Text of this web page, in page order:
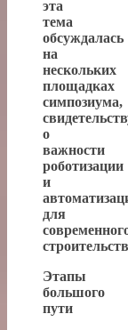
эта
тема
обсуждалась
на
нескольких
площадках
симпозиума,
о
важности
роботизации
и
для
Этапы
большого
пути